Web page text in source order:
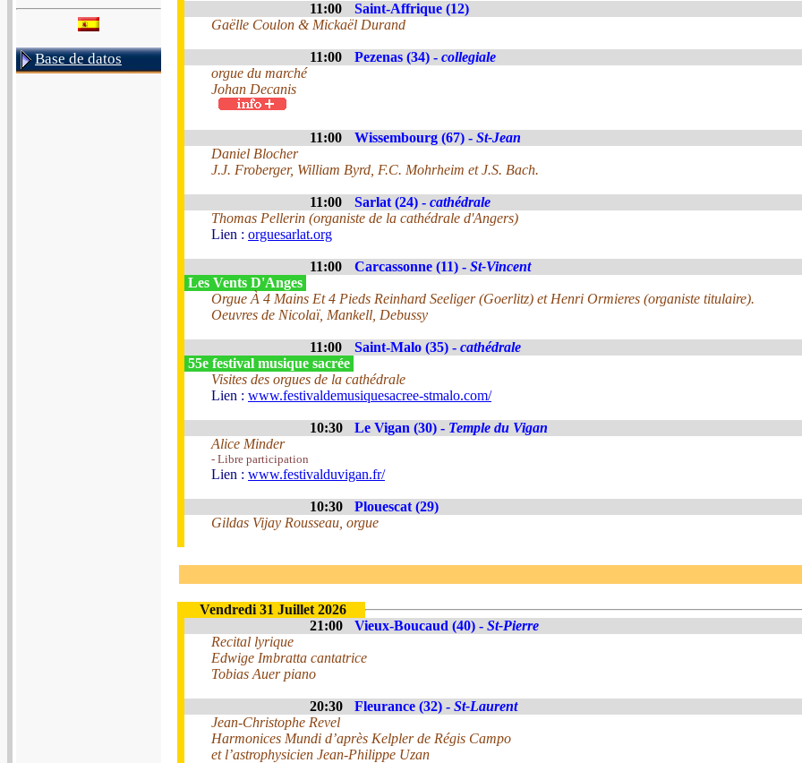
Base de datos
11:00
Saint-Affrique (12)
Gaëlle Coulon & Mickaël Durand
11:00 Pezenas (34) - collegiale
orgue du marché
Johan Decanis
11:00 Wissembourg (67) - St-Jean
Daniel Blocher
J.J. Froberger, William Byrd, F.C. Mohrheim et J.S. Bach.
11:00 Sarlat (24) - cathédrale
Thomas Pellerin (organiste de la cathédrale d'Angers)
Lien : orguesarlat.org
11:00 Carcassonne (11) - St-Vincent
Les Vents D'Anges
Orgue À 4 Mains Et 4 Pieds Reinhard Seeliger (Goerlitz) et Henri Ormieres (organiste titulaire).
Oeuvres de Nicolaï, Mankell, Debussy
11:00 Saint-Malo (35) - cathédrale
55e festival musique sacrée
Visites des orgues de la cathédrale
Lien : www.festivaldemusiquesacree-stmalo.com/
10:30 Le Vigan (30) - Temple du Vigan
Alice Minder
- Libre participation
Lien : www.festivalduvigan.fr/
10:30
Plouescat (29)
Gildas Vijay Rousseau, orgue
Vendredi 31 Juillet 2026
21:00
Vieux-Boucaud (40) - St-Pierre
Recital lyrique
Edwige Imbratta cantatrice
Tobias Auer piano
20:30 Fleurance (32) - St-Laurent
Jean-Christophe Revel
Harmonices Mundi d’après Kelpler de Régis Campo
et l’astrophysicien Jean-Philippe Uzan